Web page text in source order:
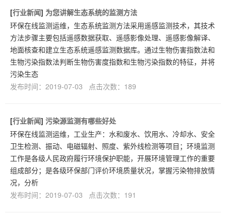
[行业新闻] 为您讲解生态系统的监测方法
环保在线监测运维，生态系统监测方法采用遥感监测技术，其技术
方法步骤主要包括遥感数据获取、遥感影像处理、遥感影像解译、
地面核查和建立生态系统遥感监测数据库。通过生物伤害指数法和
生物污染指数法判断生物伤害度指数和生物污染指数的特征，并将
污染生态
发布时间：2019-07-03 点击次数：189
[行业新闻] 污染源监测有哪些好处
环保在线监测运维，工业生产：水和废水、饮用水、冷却水、安全
卫生检测、振动、电磁辐射、照度、紫外线检测等项目；环境监测
工作是各级人民政府履行环境保护职能，开展环境管理工作的重要
组成部分；是各级环保部门评价环境质量状况，掌握污染物排放情
况，分析
发布时间：2019-07-03 点击次数：191